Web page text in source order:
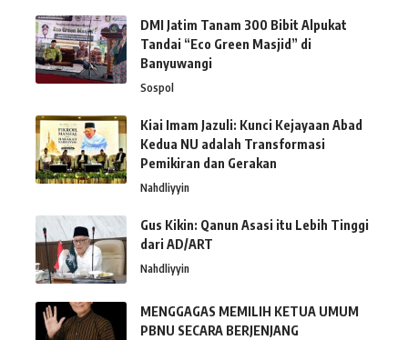
DMI Jatim Tanam 300 Bibit Alpukat
Tandai “Eco Green Masjid” di
Banyuwangi
Sospol
Kiai Imam Jazuli: Kunci Kejayaan Abad
Kedua NU adalah Transformasi
Pemikiran dan Gerakan
Nahdliyyin
Gus Kikin: Qanun Asasi itu Lebih Tinggi
dari AD/ART
Nahdliyyin
MENGGAGAS MEMILIH KETUA UMUM
PBNU SECARA BERJENJANG